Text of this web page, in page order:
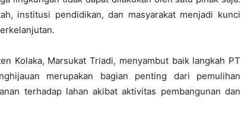
institusi pendidikan, dan masyarakat menjadi kunci
Kolaka, Marsukat Triadi, menyambut baik langkah PT
merupakan bagian penting dari pemulihan
terhadap lahan akibat aktivitas pembangunan dan